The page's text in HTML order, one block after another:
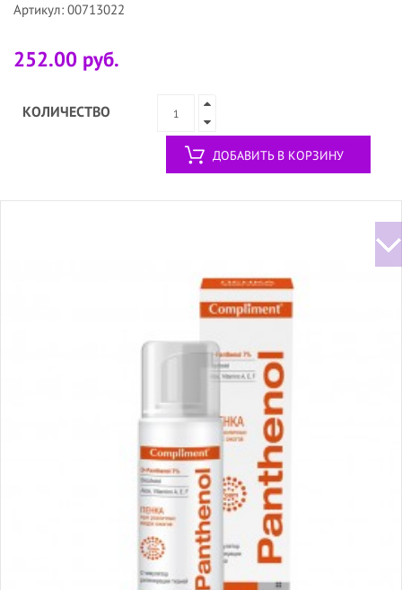
Артикул: 00713022
252.00 руб.
КОЛИЧЕСТВО
ДОБАВИТЬ В КОРЗИНУ